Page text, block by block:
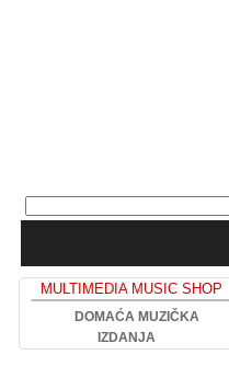
MULTIMEDIA MUSIC SHOP
DOMAĆA MUZIČKA
IZDANJA